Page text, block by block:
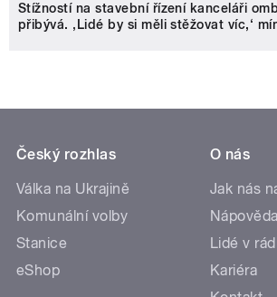
Stížností na stavební řízení kanceláři
přibývá. ‚Lidé by si měli stěžovat víc,‘
Český rozhlas
Válka na Ukrajině
Komunální volby
Stanice
eShop
O nás
Jak nás
Nápověda
Lidé v
Kariéra